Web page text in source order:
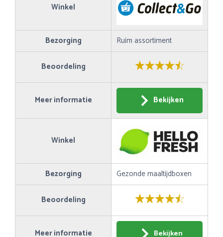
Winkel
Bezorging Ruim assortiment
Beoordeling
Meer informatie Bekijken
Winkel
Bezorging Gezonde maaltijdboxen
Beoordeling
Meer informatie Bekijken